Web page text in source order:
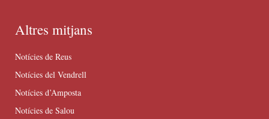
Altres mitjans
Notícies de Reus
Notícies del Vendrell
Notícies d’Amposta
Notícies de Salou